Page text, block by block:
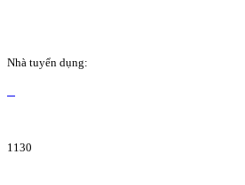
Nhà tuyển dụng:
1130